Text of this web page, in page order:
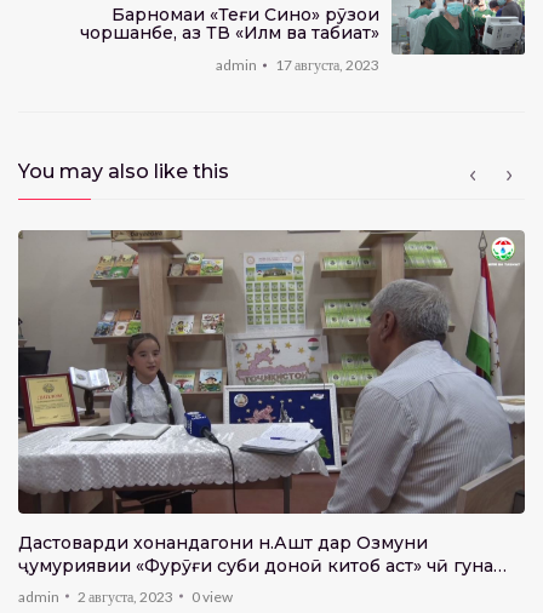
Барномаи «Теғи Сино» рӯзҳои
чоршанбе, аз ТВ «Илм ва табиат»
admin 17 августа, 2023
You may also like this
Дастоварди хонандагони н.Ашт дар Озмуни
ҷумҳуриявии «Фурӯғи субҳи доноӣ китоб аст» чӣ гуна
аст?
admin 2 августа, 2023 0view